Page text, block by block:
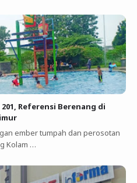
Referensi Berenang di
ember tumpah dan perosotan
Kolam …